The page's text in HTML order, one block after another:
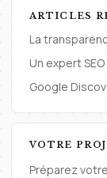
ARTICLES
La
Un expert
Google
VOTRE
Préparez